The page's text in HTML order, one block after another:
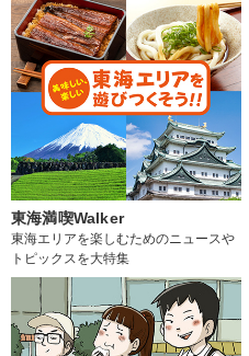
東海満喫Walker
東海エリアを楽しむためのニュースや
トピックスを大特集